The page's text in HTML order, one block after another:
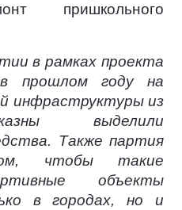
пришкольного
в рамках проекта
прошлом году на
инфраструктуры из
выделили
Также партия
чтобы такие
объекты
в городах, но и